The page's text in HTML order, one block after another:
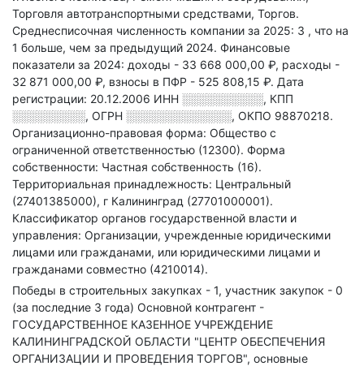
Торговля автотранспортными средствами, Торгов.
Среднесписочная численность компании за 2025: 3 , что на
1 больше, чем за предыдущий 2024. Финансовые
показатели за 2024: доходы - 33 668 000,00 ₽, расходы -
32 871 000,00 ₽, взносы в ПФР - 525 808,15 ₽. Дата
регистрации: 20.12.2006 ИНН ░░░░░░░░░░, КПП
░░░░░░░░░, ОГРН ░░░░░░░░░░░░░, ОКПО 98870218.
Организационно-правовая форма: Общество с
ограниченной ответственностью (12300). Форма
собственности: Частная собственность (16).
Территориальная принадлежность: Центральный
(27401385000), г Калининград (27701000001).
Классификатор органов государственной власти и
управления: Организации, учрежденные юридическими
лицами или гражданами, или юридическими лицами и
гражданами совместно (4210014).
Победы в строительных закупках - 1, участник закупок - 0
(за последние 3 года) Основной контрагент -
ГОСУДАРСТВЕННОЕ КАЗЕННОЕ УЧРЕЖДЕНИЕ
КАЛИНИНГРАДСКОЙ ОБЛАСТИ "ЦЕНТР ОБЕСПЕЧЕНИЯ
ОРГАНИЗАЦИИ И ПРОВЕДЕНИЯ ТОРГОВ", основные